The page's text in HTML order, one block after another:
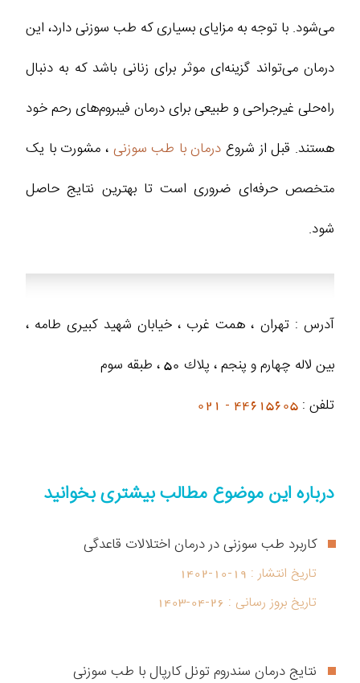
می‌شود. با توجه به مزایای بسیاری که طب سوزنی دارد، این
درمان می‌تواند گزینه‌ای موثر برای زنانی باشد که به دنبال
راه‌حلی غیرجراحی و طبیعی برای درمان فیبروم‌های رحم خود
هستند. قبل از شروع درمان با طب سوزنی ، مشورت با یک
متخصص حرفه‌ای ضروری است تا بهترین نتایج حاصل
شود.
آدرس : تهران ، همت غرب ، خيابان شهيد كبيرى طامه ،
بین لاله چهارم و پنجم ، پلاك 50 ، طبقه سوم
تلفن : 44615605 - 021
درباره این موضوع مطالب بیشتری بخوانید
کاربرد طب سوزنی در درمان اختلالات قاعدگی
تاریخ انتشار : 1402-10-19
تاریخ بروز رسانی : 1403-04-26
نتایج درمان سندروم تونل کارپال با طب سوزنی